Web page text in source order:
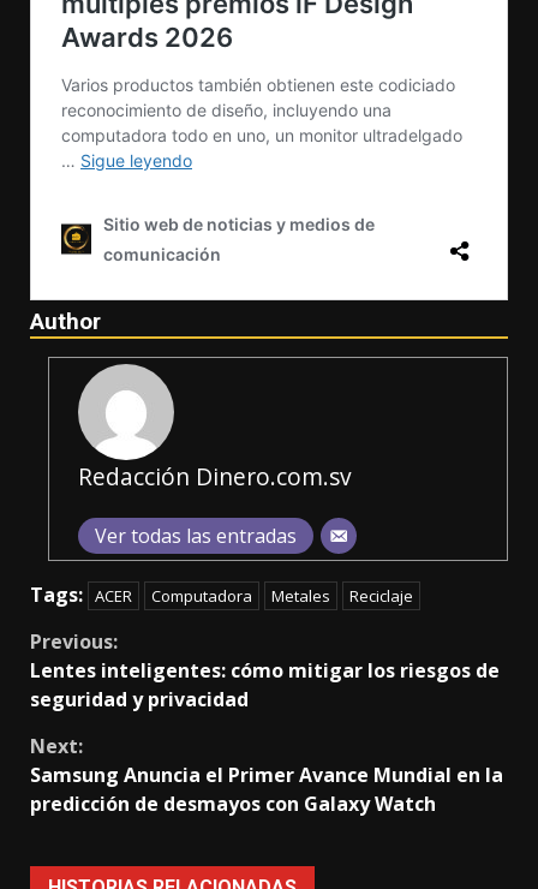
Author
Redacción Dinero.com.sv
Ver todas las entradas
Tags: ACER Computadora Metales Reciclaje
Continue
Reading
Previous:
Lentes inteligentes: cómo mitigar los riesgos de
seguridad y privacidad
Next:
Samsung Anuncia el Primer Avance Mundial en la
predicción de desmayos con Galaxy Watch